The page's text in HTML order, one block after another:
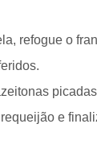
refogue o
e